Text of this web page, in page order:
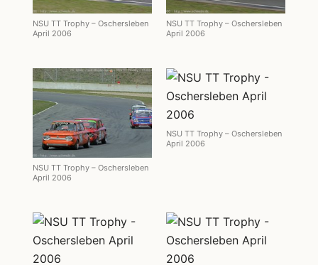
NSU TT Trophy – Oschersleben
April 2006
NSU TT Trophy – Oschersleben
April 2006
NSU TT Trophy – Oschersleben
April 2006
NSU TT Trophy – Oschersleben
April 2006